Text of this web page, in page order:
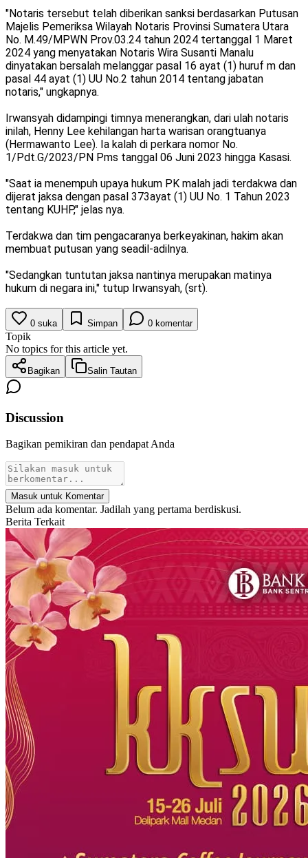
"Notaris tersebut telah diberikan sanksi berdasarkan Putusan
Majelis Pemeriksa Wilayah Notaris Provinsi Sumatera Utara
No. M.49/MPWN Prov.03.24 tahun 2024 tertanggal 1 Maret
2024 yang menyatakan Notaris Wira Susanti Manalu
dinyatakan bersalah melanggar pasal 16 ayat (1) huruf m dan
pasal 44 ayat (1) UU No.2 tahun 2014 tentang jabatan
notaris," ungkapnya.
Irwansyah didampingi timnya menerangkan, dari ulah notaris
inilah, Henny Lee kehilangan harta warisan orangtuanya
(Hermawanto Lee). Ia kalah di perkara nomor No.
1/Pdt.G/2023/PN Pms tanggal 06 Juni 2023 hingga Kasasi.
"Saat ia menempuh upaya hukum PK malah jadi terdakwa dan
dijerat jaksa dengan pasal 373ayat (1) UU No. 1 Tahun 2023
tentang KUHP," jelas nya.
Terdakwa dan tim pengacaranya berkeyakinan, hakim akan
membuat putusan yang seadil-adilnya.
"Sedangkan tuntutan jaksa nantinya merupakan matinya
hukum di negara ini," tutup Irwansyah, (srt).
0 suka Simpan 0 komentar
Topik
No topics for this article yet.
Bagikan Salin Tautan
Discussion
Bagikan pemikiran dan pendapat Anda
Masuk untuk Komentar
Belum ada komentar. Jadilah yang pertama berdiskusi.
Berita Terkait